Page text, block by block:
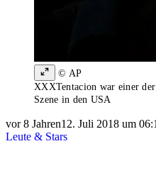
© AP
XXXTentacion war einer
Szene in den USA
vor 8 Jahren12. Juli 2018 um
Leute & Stars